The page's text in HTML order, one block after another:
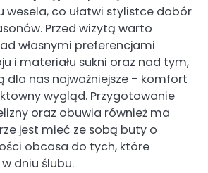
wesela, co ułatwi stylistce dobór
Przed wizytą warto
własnymi preferencjami
i materiału sukni oraz nad tym,
dla nas najważniejsze – komfort
wygląd. Przygotowanie
oraz obuwia również ma
jest mieć ze sobą buty o
obcasa do tych, które
dniu ślubu.